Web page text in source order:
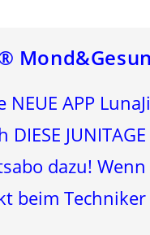
NEUE APP
DIESE
dazu!
beim